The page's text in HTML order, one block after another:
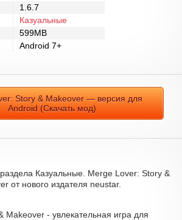
1.6.7
Казуальные
599MB
Android 7+
Story & Makeover — версия для
Android (Скачать мод)
Казуальные. Merge Lover: Story &
от нового издателя neustar.
Makeover - увлекательная игра для